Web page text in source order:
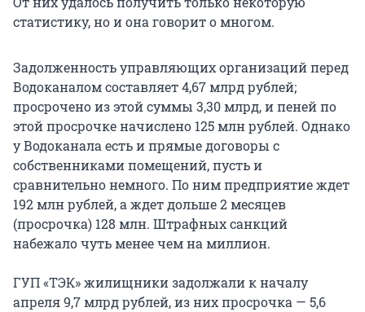
статистику, но и она говорит о многом.
Задолженность управляющих организаций перед
Водоканалом составляет 4,67 млрд рублей;
просрочено из этой суммы 3,30 млрд, и пеней по
этой просрочке начислено 125 млн рублей. Однако
у Водоканала есть и прямые договоры с
собственниками помещений, пусть и
сравнительно немного. По ним предприятие ждет
192 млн рублей, а ждет дольше 2 месяцев
(просрочка) 128 млн. Штрафных санкций
набежало чуть менее чем на миллион.
ГУП «ТЭК» жилищники задолжали к началу
апреля 9,7 млрд рублей, из них просрочка — 5,6